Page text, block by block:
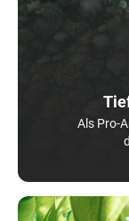
Als Pro-